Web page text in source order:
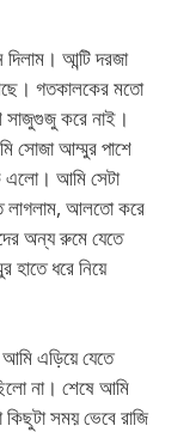
দিলাম। আন্টি দরজা
গতকালকের মতো
করে নাই।
সোজা আম্মুর পাশে
এলো। আমি সেটা
লাগলাম, আলতো করে
অন্য রুমে যেতে
ধরে নিয়ে
এড়িয়ে যেতে
না। শেষে আমি
সময় ভেবে রাজি